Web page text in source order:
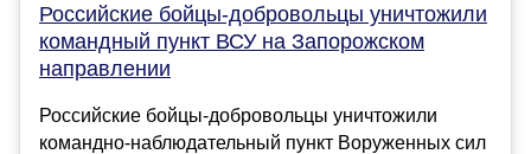
Российские бойцы-добровольцы уничтожили
командный пункт ВСУ на Запорожском
направлении
Российские бойцы-добровольцы уничтожили
командно-наблюдательный пункт Воруженных сил